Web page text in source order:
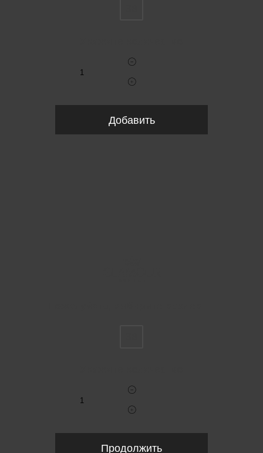
Добавить
Продолжить